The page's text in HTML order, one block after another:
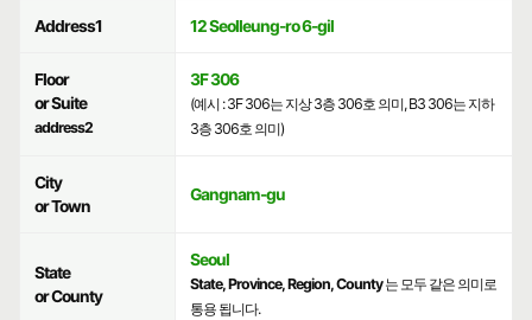
Address1 12 Seolleung-ro 6-gil
Floor
or Suite
address2
3F 306
(예시 : 3F 306는 지상 3층 306호 의미, B3 306는 지하
3층 306호 의미)
City
or Town
Gangnam-gu
State
or County
Seoul
State, Province, Region, County는 모두 같은 의미로
통용 됩니다.